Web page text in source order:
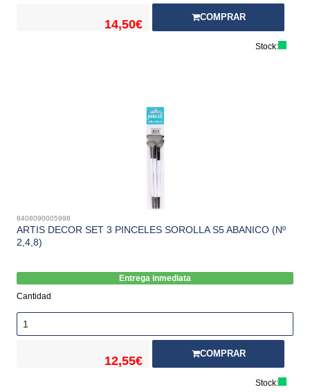
14,50€
COMPRAR
Stock:
8408090005998
ARTIS DECOR SET 3 PINCELES SOROLLA S5 ABANICO (Nº
2,4,8)
Entrega inmediata
Cantidad
12,55€
COMPRAR
Stock: